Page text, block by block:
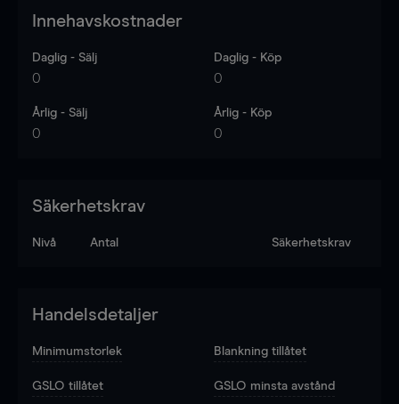
Innehavskostnader
Daglig - Sälj
0
Daglig - Köp
0
Årlig - Sälj
0
Årlig - Köp
0
Säkerhetskrav
Nivå Antal Säkerhetskrav
Handelsdetaljer
Minimumstorlek Blankning tillåtet
GSLO tillåtet GSLO minsta avstånd